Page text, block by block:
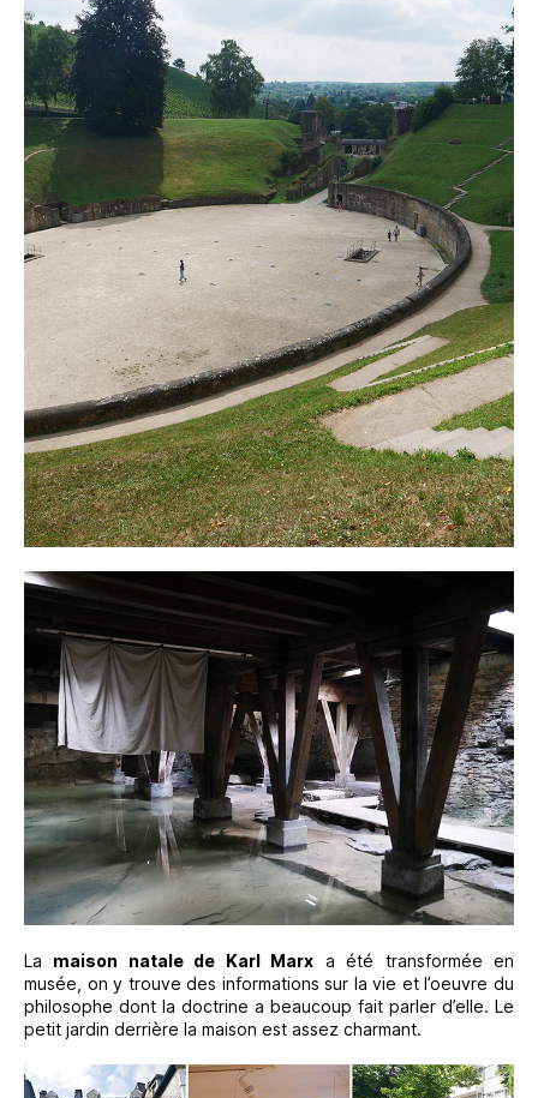
La maison natale de Karl Marx a été transformée en
musée, on y trouve des informations sur la vie et l’oeuvre du
philosophe dont la doctrine a beaucoup fait parler d’elle. Le
petit jardin derrière la maison est assez charmant.